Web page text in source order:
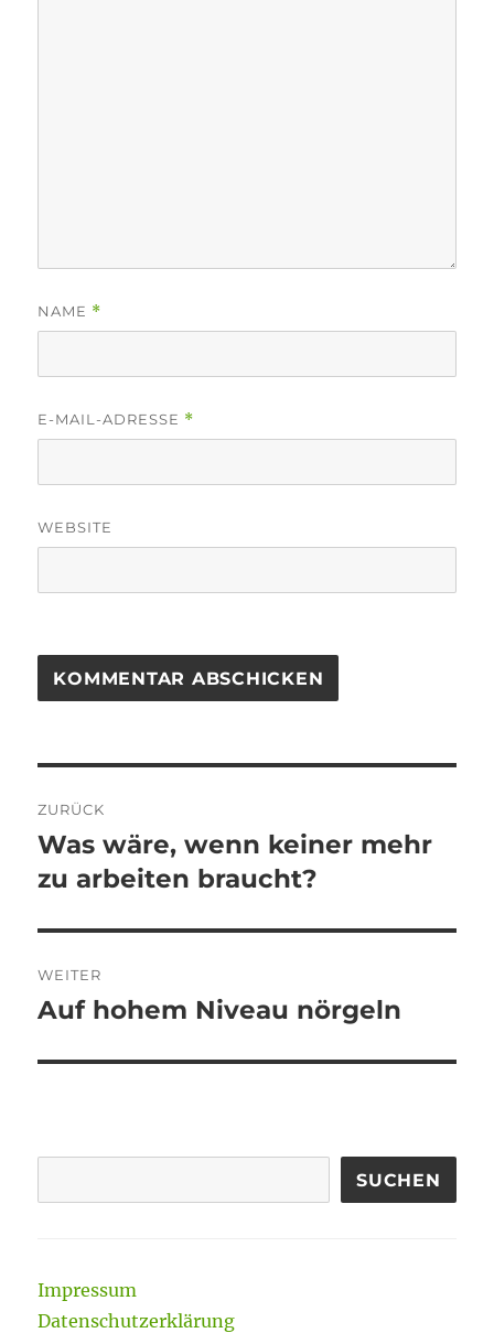
NAME *
E-MAIL-ADRESSE *
WEBSITE
ZURÜCK
Vorheriger
Beitrag:
Was wäre, wenn keiner mehr
zu arbeiten braucht?
WEITER
Nächster
Auf hohem Niveau nörgeln
SUCHEN
Impressum
Datenschutzerklärung